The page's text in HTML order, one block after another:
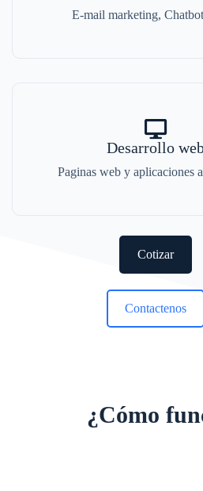
E-mail marketing,
Desarrollo
Paginas web y aplicaciones
Cotizar
Contactenos
¿Cómo